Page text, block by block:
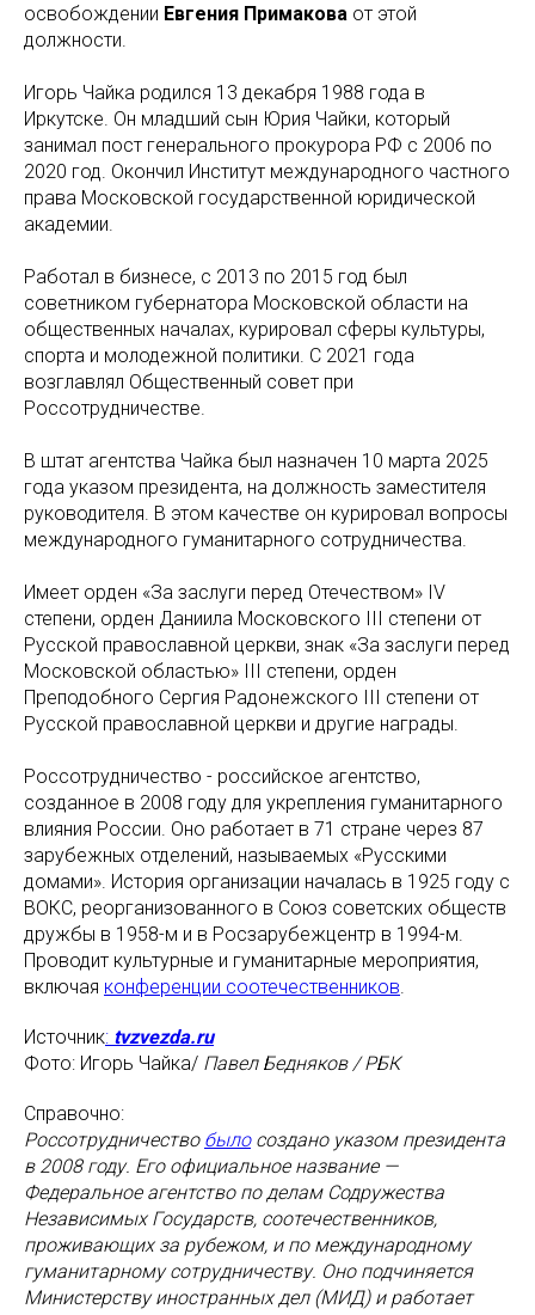
освобождении Евгения Примакова от этой
должности.
Игорь Чайка родился 13 декабря 1988 года в
Иркутске. Он младший сын Юрия Чайки, который
занимал пост генерального прокурора РФ с 2006 по
2020 год. Окончил Институт международного частного
права Московской государственной юридической
академии.
Работал в бизнесе, с 2013 по 2015 год был
советником губернатора Московской области на
общественных началах, курировал сферы культуры,
спорта и молодежной политики. С 2021 года
возглавлял Общественный совет при
Россотрудничестве.
В штат агентства Чайка был назначен 10 марта 2025
года указом президента, на должность заместителя
руководителя. В этом качестве он курировал вопросы
международного гуманитарного сотрудничества.
Имеет орден «За заслуги перед Отечеством» IV
степени, орден Даниила Московского III степени от
Русской православной церкви, знак «За заслуги перед
Московской областью» III степени, орден
Преподобного Сергия Радонежского III степени от
Русской православной церкви и другие награды.
Россотрудничество - российское агентство,
созданное в 2008 году для укрепления гуманитарного
влияния России. Оно работает в 71 стране через 87
зарубежных отделений, называемых «Русскими
домами». История организации началась в 1925 году с
ВОКС, реорганизованного в Союз советских обществ
дружбы в 1958-м и в Росзарубежцентр в 1994-м.
Проводит культурные и гуманитарные мероприятия,
включая конференции соотечественников.
Источник: tvzvezda.ru
Фото: Игорь Чайка/ Павел Бедняков / РБК
Справочно:
Россотрудничество былосоздано указом президента
в 2008 году. Его официальное название —
Федеральное агентство по делам Содружества
Независимых Государств, соотечественников,
проживающих за рубежом, и по международному
гуманитарному сотрудничеству. Оно подчиняется
Министерству иностранных дел (МИД) и работает